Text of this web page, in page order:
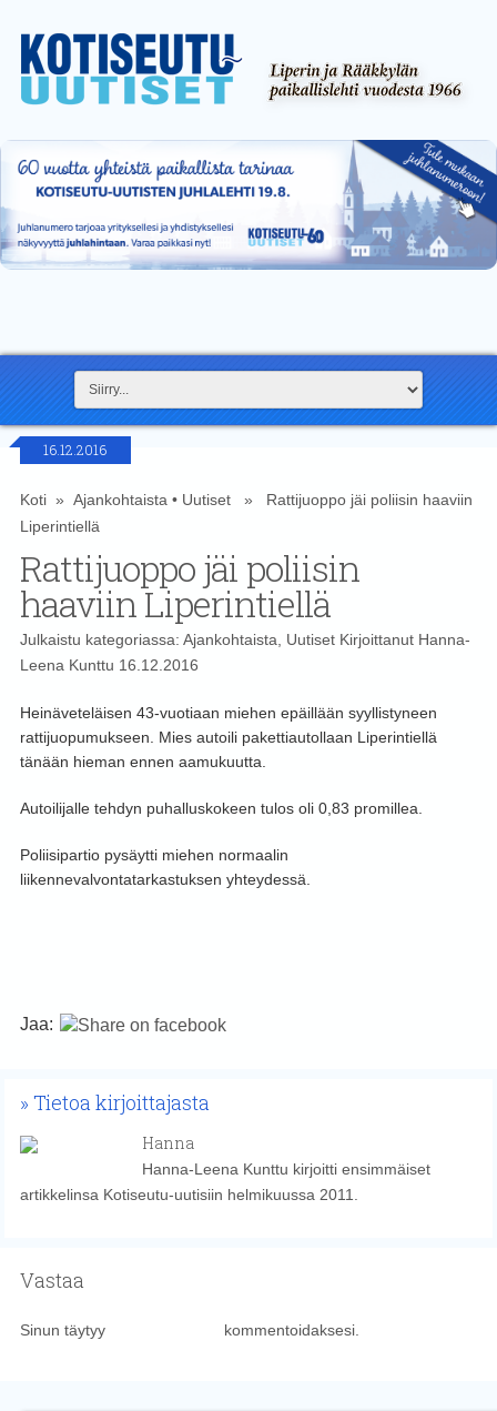
16.12.2016
Koti» Ajankohtaista• Uutiset» Rattijuoppo jäi poliisin haaviin
Liperintiellä
Rattijuoppo jäi poliisin
haaviin Liperintiellä
Julkaistu kategoriassa: Ajankohtaista, UutisetKirjoittanut Hanna-
Leena Kunttu 16.12.2016
Heinäveteläisen 43-vuotiaan miehen epäillään syyllistyneen
rattijuopumukseen. Mies autoili pakettiautollaan Liperintiellä
tänään hieman ennen aamukuutta.
Autoilijalle tehdyn puhalluskokeen tulos oli 0,83 promillea.
Poliisipartio pysäytti miehen normaalin
liikennevalvontatarkastuksen yhteydessä.
Jaa:
Tietoa kirjoittajasta
Hanna
Hanna-Leena Kunttu kirjoitti ensimmäiset
artikkelinsa Kotiseutu-uutisiin helmikuussa 2011.
Vastaa
Sinun täytyy kommentoidaksesi.